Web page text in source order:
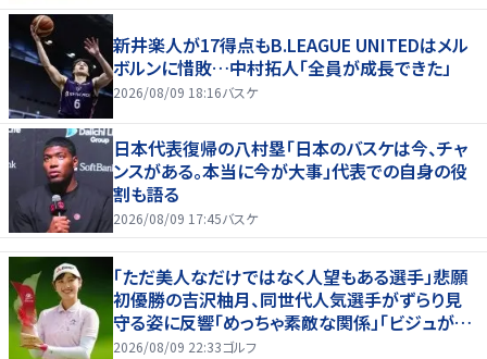
新井楽人が17得点もB.LEAGUE UNITEDはメル
ボルンに惜敗…中村拓人「全員が成長できた」
2026/08/09 18:16バスケ
日本代表復帰の八村塁「日本のバスケは今、チャ
ンスがある。本当に今が大事」代表での自身の役
割も語る
2026/08/09 17:45バスケ
「ただ美人なだけではなく人望もある選手」悲願
初優勝の吉沢柚月、同世代人気選手がずらり見
守る姿に反響「めっちゃ素敵な関係」「ビジュが良
すぎてびっくり」
2026/08/09 22:33ゴルフ